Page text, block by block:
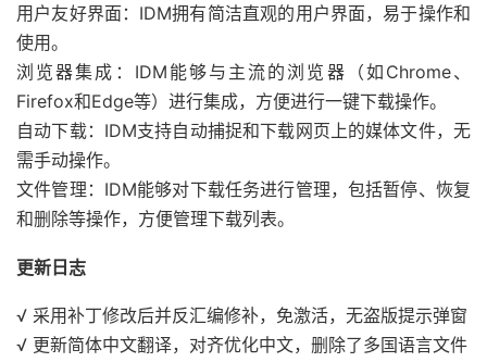
用户友好界面：IDM拥有简洁直观的用户界面，易于操作和
使用。
浏览器集成：IDM能够与主流的浏览器（如Chrome、
Firefox和Edge等）进行集成，方便进行一键下载操作。
自动下载：IDM支持自动捕捉和下载网页上的媒体文件，无
需手动操作。
文件管理：IDM能够对下载任务进行管理，包括暂停、恢复
和删除等操作，方便管理下载列表。
更新日志
√ 采用补丁修改后并反汇编修补，免激活，无盗版提示弹窗
√ 更新简体中文翻译，对齐优化中文，删除了多国语言文件